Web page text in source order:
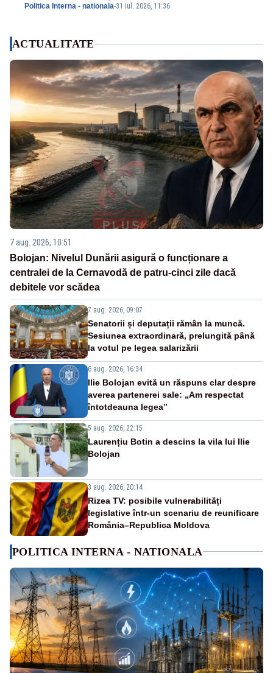
Politica Interna - nationala-31 iul. 2026, 11:36
ACTUALITATE
7 aug. 2026, 10:51
Bolojan: Nivelul Dunării asigură o funcționare a
centralei de la Cernavodă de patru-cinci zile dacă
debitele vor scădea
7 aug. 2026, 09:07
Senatorii și deputații rămân la muncă.
Sesiunea extraordinară, prelungită până
la votul pe legea salarizării
6 aug. 2026, 16:34
Ilie Bolojan evită un răspuns clar despre
averea partenerei sale: „Am respectat
întotdeauna legea”
5 aug. 2026, 22:15
Laurențiu Botin a descins la vila lui Ilie
Bolojan
3 aug. 2026, 20:14
Rizea TV: posibile vulnerabilități
legislative într-un scenariu de reunificare
România–Republica Moldova
POLITICA INTERNA - NATIONALA